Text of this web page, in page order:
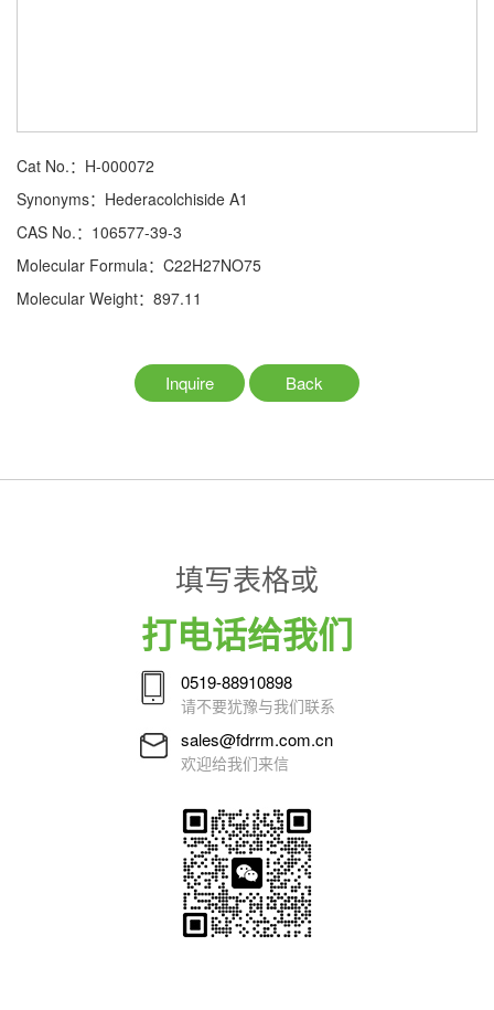
Cat No.：H-000072
Synonyms：Hederacolchiside A1
CAS No.：106577-39-3
Molecular Formula：C22H27NO75
Molecular Weight：897.11
Inquire Back
填写表格或
打电话给我们
0519-88910898
请不要犹豫与我们联系
sales@fdrrm.com.cn
欢迎给我们来信